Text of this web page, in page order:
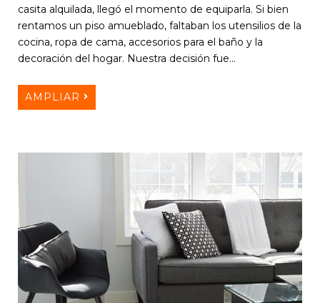
casita alquilada, llegó el momento de equiparla. Si bien
rentamos un piso amueblado, faltaban los utensilios de la
cocina, ropa de cama, accesorios para el baño y la
decoración del hogar. Nuestra decisión fue…
AMPLIAR